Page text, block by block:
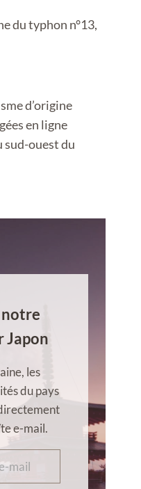
du typhon n°13,
d’origine
en ligne
sud-ouest du
Japon
les
du pays
e-mail.